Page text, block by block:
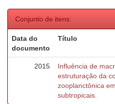
Conjunto de itens:
Data do
documento
Título
2015
Influência de
estruturação da
zooplanctônica
subtropicais.